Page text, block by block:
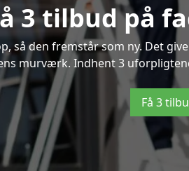
3 tilbud på
så den fremstår som ny. Det
murværk. Indhent 3
Få 3